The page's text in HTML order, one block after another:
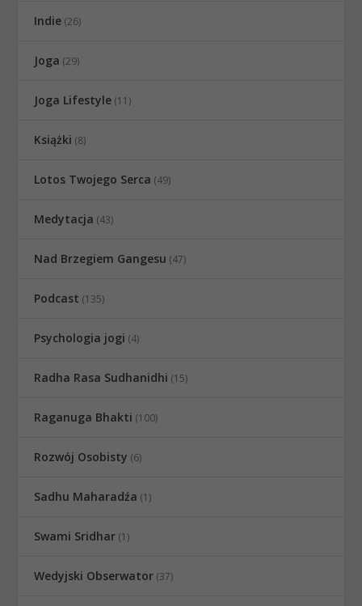
Indie (26)
Joga (29)
Joga Lifestyle (11)
Książki (8)
Lotos Twojego Serca (49)
Medytacja (43)
Nad Brzegiem Gangesu (47)
Podcast (135)
Psychologia jogi (4)
Radha Rasa Sudhanidhi (15)
Raganuga Bhakti (100)
Rozwój Osobisty (6)
Sadhu Maharadźa (1)
Swami Sridhar (1)
Wedyjski Obserwator (37)